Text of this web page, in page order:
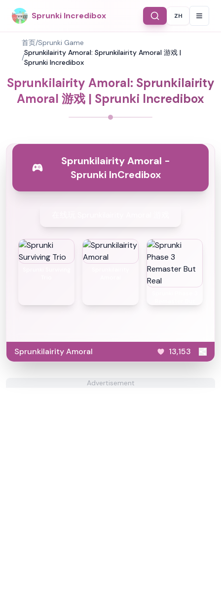
Sprunki Incredibox Select
ZH
首页/Sprunki Game
/
Sprunkilairity Amoral: Sprunkilairity Amoral 游戏 |
Sprunki Incredibox
Sprunkilairity Amoral: Sprunkilairity
Amoral 游戏 | Sprunki Incredibox
Sprunkilairity Amoral -
Sprunki InCredibox
Sprunkilairity Amoral 13,153
Advertisement